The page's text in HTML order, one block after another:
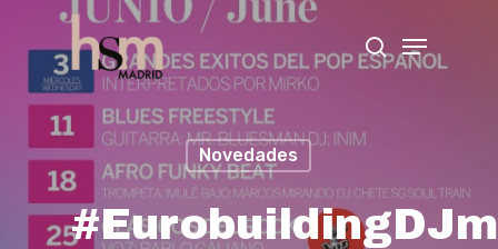
Hit enter to search or ESC to close
Novedades